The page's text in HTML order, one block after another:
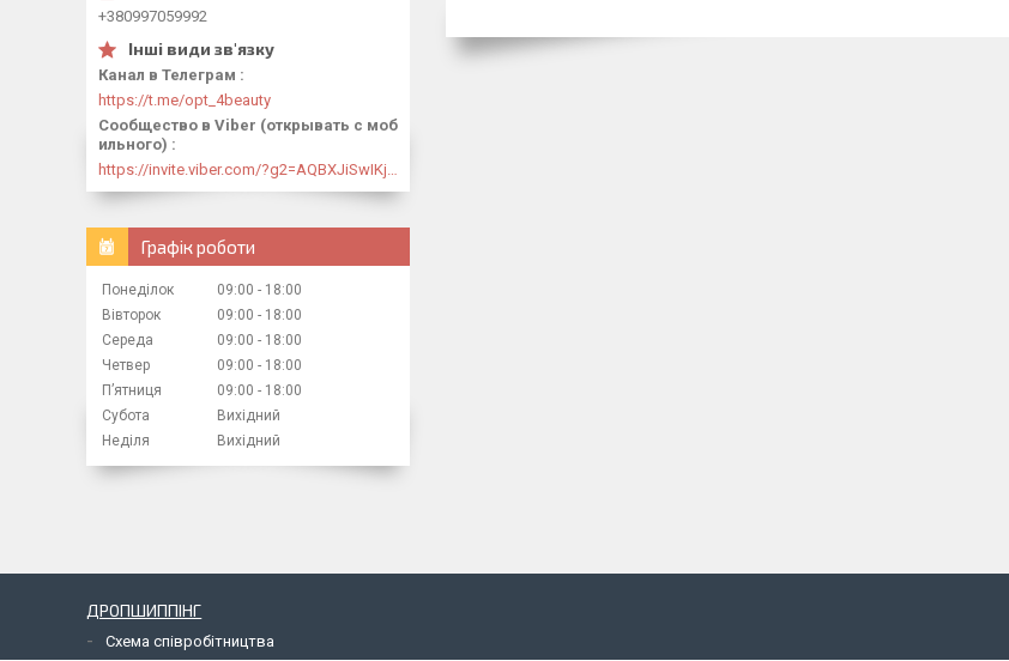
+380997059992
Канал в Телеграм
https://t.me/opt_4beauty
Сообщество в Viber (открывать с моб
ильного)
Графік роботи
Понеділок 09:00
18:00
Вівторок
09:00
18:00
Середа
09:00
18:00
Четвер
09:00
18:00
Пʼятниця
09:00
18:00
Субота
Вихідний
Неділя
Вихідний
ДРОПШИППІНГ
Схема співробітництва